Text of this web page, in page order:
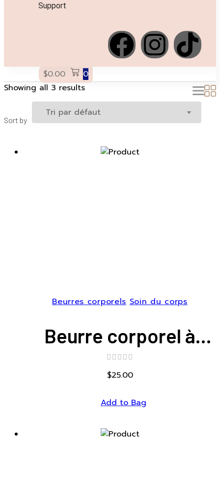
Support
$0.00 0
Sort by
Showing all 3 results
Beurres corporels Soin du corps
Beurre corporel à
l’Aloe vera
$25.00
Add to Bag